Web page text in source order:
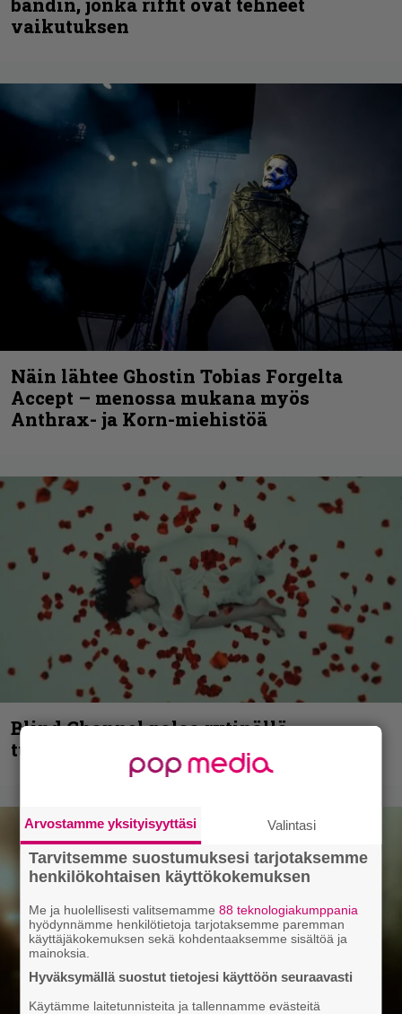
vaikutuksen
Näin lähtee Ghostin Tobias Forgelta
Accept – menossa mukana myös
Anthrax- ja Korn-miehistöä
Blind Channel palaa rytinällä –
tuplasingle videoineen julki
Arvostamme yksityisyyttäsi Valintasi
Tarvitsemme suostumuksesi tarjotaksemme
henkilökohtaisen käyttökokemuksen
Me ja huolellisesti valitsemamme88 teknologiakumppania
hyödynnämme henkilötietoja tarjotaksemme paremman
käyttäjäkokemuksen sekä kohdentaaksemme sisältöä ja
mainoksia.
Hyväksymällä suostut tietojesi käyttöön seuraavasti
Käytämme laitetunnisteita ja tallennamme evästeitä